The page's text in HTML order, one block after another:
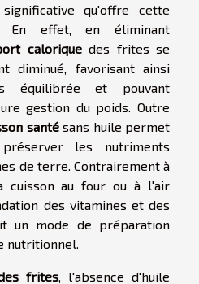
significative qu'offre cette
En effet, en éliminant
caloriquedes frites se
diminué, favorisant ainsi
équilibrée et pouvant
gestion du poids. Outre
santésans huile permet
les nutriments
de terre. Contrairement à
cuisson au four ou à l'air
des vitamines et des
un mode de préparation
nutritionnel.
frites, l'absence d'huile